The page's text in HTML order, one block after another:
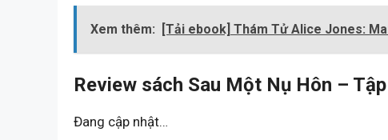
Xem thêm: [Tải ebook] Thám Tử Alice Jones:
Review sách Sau Một Nụ Hôn –
Đang cập nhật…